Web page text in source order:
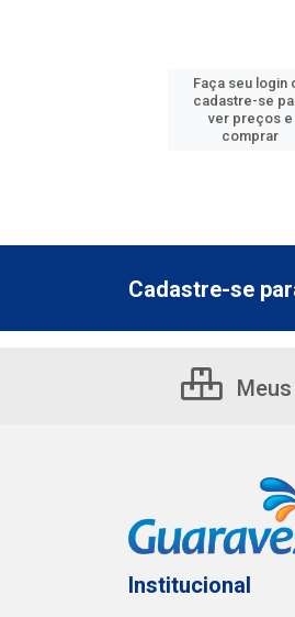
Faça seu login
cadastre-se
ver preços e
comprar
Cadastre-se
Institucional